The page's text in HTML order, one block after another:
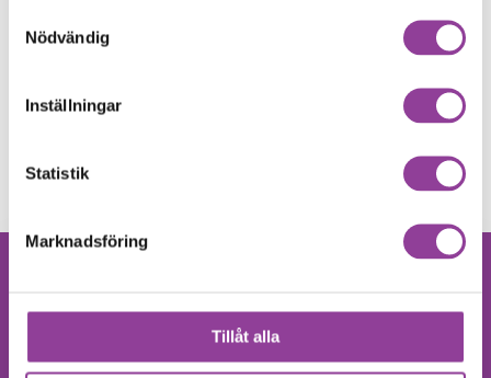
Nödvändig
Inställningar
Statistik
Marknadsföring
Tillåt alla
Klicka här
Samsung Galaxy A21S
Felsökning
Klicka här
Samsung Galaxy A21S
Klicka här
Vattenskada
499,00
Klicka här
Samsung Galaxy A21S
din produkt?
Vi utför alla olika reparationer.